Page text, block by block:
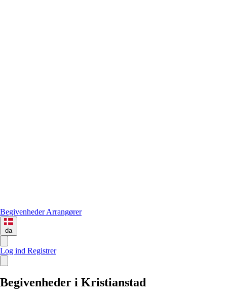
BegivenhederArrangører
da
Log ind Registrer
Begivenheder i Kristianstad